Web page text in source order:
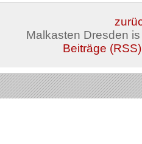
Malkasten Dresden
Beiträge (RSS)